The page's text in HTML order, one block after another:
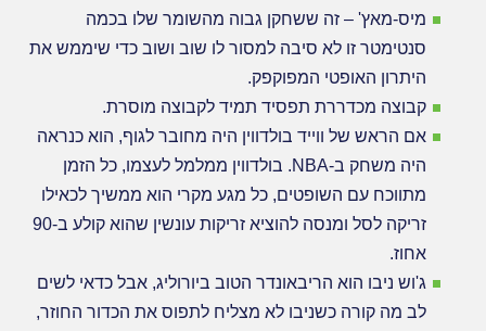
מיס-מאץ' – זה ששחקן גבוה מהשומר שלו בכמה
סנטימטר זו לא סיבה למסור לו שוב ושוב כדי שיממש את
היתרון האופטי המפוקפק.
קבוצה מכדררת תפסיד תמיד לקבוצה מוסרת.
אם הראש של ווייד בולדווין היה מחובר לגוף, הוא כנראה
היה משחק ב-NBA. בולדווין ממלמל לעצמו, כל הזמן
מתווכח עם השופטים, כל מגע מקרי הוא ממשיך לכאילו
זריקה לסל ומנסה להוציא זריקות עונשין שהוא קולע ב-90
אחוז.
ג'וש ניבו הוא הריבאונדר הטוב ביורוליג, אבל כדאי לשים
לב מה קורה כשניבו לא מצליח לתפוס את הכדור החוזר,